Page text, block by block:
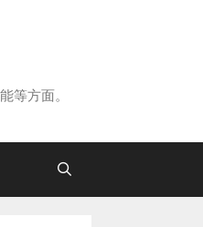
等方面。